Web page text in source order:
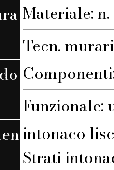
Materiale: n.
Tecn.
Funzionale:
intonaco
Strati